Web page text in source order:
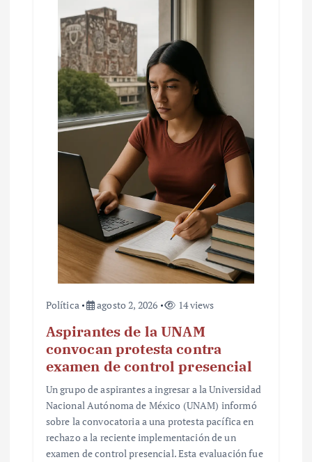
Política agosto 2, 2026 14 views
Aspirantes de la UNAM
convocan protesta contra
examen de control presencial
Un grupo de aspirantes a ingresar a la Universidad
Nacional Autónoma de México (UNAM) informó
sobre la convocatoria a una protesta pacífica en
rechazo a la reciente implementación de un
examen de control presencial. Esta evaluación fue